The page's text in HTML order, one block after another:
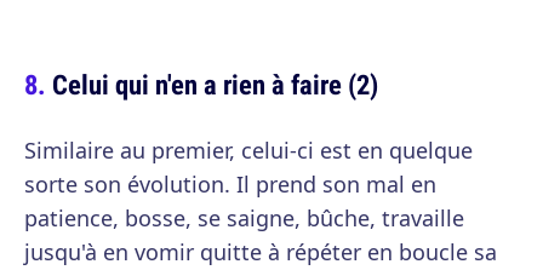
Celui qui n'en a rien à faire (2)
Similaire au premier, celui-ci est en quelque
sorte son évolution. Il prend son mal en
patience, bosse, se saigne, bûche, travaille
jusqu'à en vomir quitte à répéter en boucle sa